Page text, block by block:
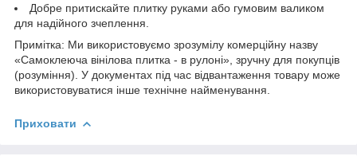
Добре притискайте плитку руками або гумовим валиком
для надійного зчеплення.
Примітка: Ми використовуємо зрозумілу комерційну назву
«Самоклеюча вінілова плитка - в рулоні», зручну для покупців
(розуміння). У документах під час відвантаження товару може
використовуватися інше технічне найменування.
Приховати